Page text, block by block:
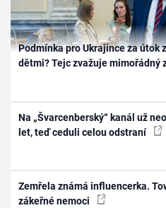
Podmínka pro Ukrajince za útok
dětmi? Tejc zvažuje mimořádný
Na „Švarcenberský“ kanál už
let, teď ceduli celou odstraní
Zemřela známá influencerka.
zákeřné nemoci